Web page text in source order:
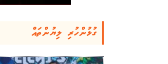
ގުޅުންހުރި ލިޔުންތައް